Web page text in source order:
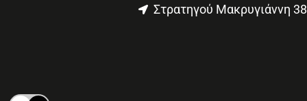
Στρατηγού Μακρυγιάννη